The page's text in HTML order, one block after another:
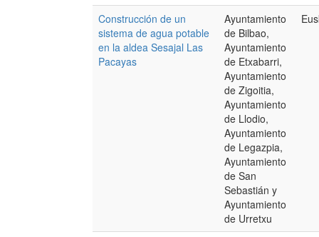
Construcción de un
sistema de agua potable
en la aldea Sesajal Las
Pacayas
Ayuntamiento
de Bilbao,
Ayuntamiento
de Etxabarri,
Ayuntamiento
de Zigoitia,
Ayuntamiento
de Llodio,
Ayuntamiento
de Legazpia,
Ayuntamiento
de San
Sebastián y
Ayuntamiento
de Urretxu